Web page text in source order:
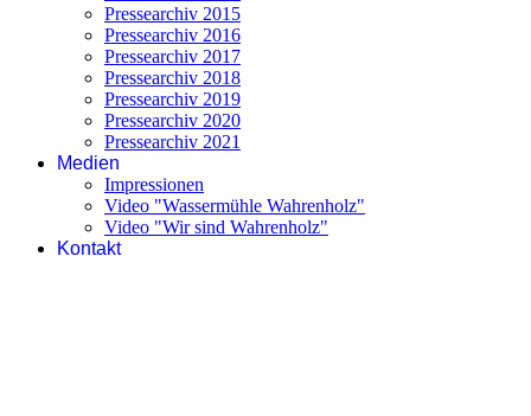
Pressearchiv 2015
Pressearchiv 2016
Pressearchiv 2017
Pressearchiv 2018
Pressearchiv 2019
Pressearchiv 2020
Pressearchiv 2021
Medien
Impressionen
Video "Wassermühle Wahrenholz"
Video "Wir sind Wahrenholz"
Kontakt